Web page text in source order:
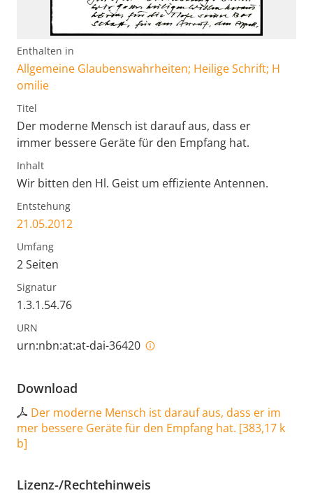
Enthalten in
Allgemeine Glaubenswahrheiten; Heilige Schrift; H
omilie
Titel
Der moderne Mensch ist darauf aus, dass er
immer bessere Geräte für den Empfang hat.
Inhalt
Wir bitten den Hl. Geist um effiziente Antennen.
Entstehung
21.05.2012
Umfang
2 Seiten
Signatur
1.3.1.54.76
URN
urn:nbn:at:at-dai-36420
Download
Der moderne Mensch ist darauf aus, dass er im
mer bessere Geräte für den Empfang hat. [383,17 k
b]
Lizenz-/Rechtehinweis